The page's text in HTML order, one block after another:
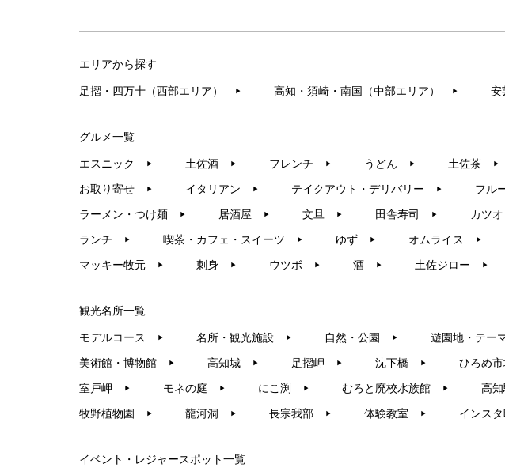
エリアから探す
足摺・四万十（西部エリア） ▶︎ 高知・須崎・南国（中部エリア） ▶︎ 安
グルメ一覧
エスニック ▶︎ 土佐酒 ▶︎ フレンチ ▶︎ うどん ▶︎ 土佐茶 ▶︎
お取り寄せ ▶︎ イタリアン ▶︎ テイクアウト・デリバリー ▶︎ フル
ラーメン・つけ麺 ▶︎ 居酒屋 ▶︎ 文旦 ▶︎ 田舎寿司 ▶︎ カツオ
ランチ ▶︎ 喫茶・カフェ・スイーツ ▶︎ ゆず ▶︎ オムライス ▶︎
マッキー牧元 ▶︎ 刺身 ▶︎ ウツボ ▶︎ 酒 ▶︎ 土佐ジロー ▶︎
観光名所一覧
モデルコース ▶︎ 名所・観光施設 ▶︎ 自然・公園 ▶︎ 遊園地・テー
美術館・博物館 ▶︎ 高知城 ▶︎ 足摺岬 ▶︎ 沈下橋 ▶︎ ひろめ
室戸岬 ▶︎ モネの庭 ▶︎ にこ渕 ▶︎ むろと廃校水族館 ▶︎ 高知
牧野植物園 ▶︎ 龍河洞 ▶︎ 長宗我部 ▶︎ 体験教室 ▶︎ インスタ
イベント・レジャースポット一覧